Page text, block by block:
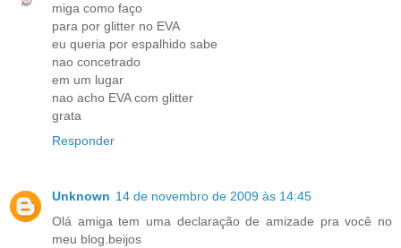
miga como faço
para por glitter no EVA
eu queria por espalhido sabe
nao concetrado
em um lugar
nao acho EVA com glitter
grata
Responder
Unknown 14 de novembro de 2009 às 14:45
Olá amiga tem uma declaração de amizade pra você no
meu blog.beijos